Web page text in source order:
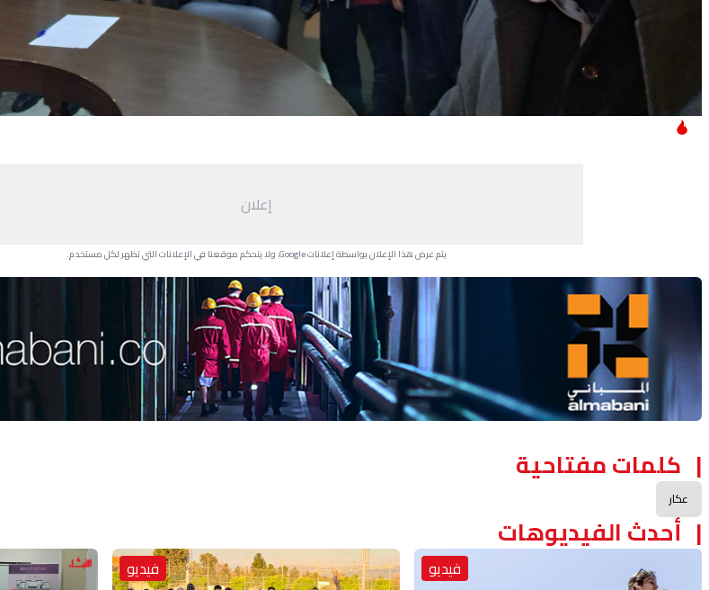
إعلان
يتم عرض هذا الإعلان بواسطة إعلانات Google، ولا يتحكم موقعنا في الإعلانات التي تظهر لكل مستخدم.
Advertisement Section
كلمات مفتاحية
عكار
أحدث الفيديوهات
فيديو فيديو